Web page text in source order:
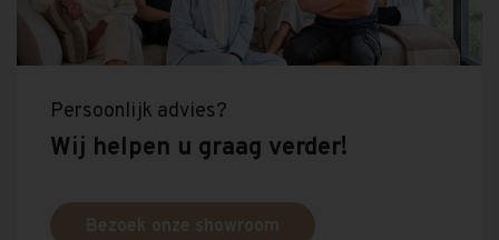
Persoonlijk advies?
Wij helpen u graag verder!
Bezoek onze showroom